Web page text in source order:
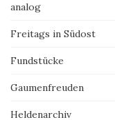
analog
Freitags in Südost
Fundstücke
Gaumenfreuden
Heldenarchiv